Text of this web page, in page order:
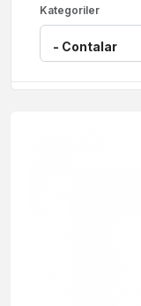
Kategoriler